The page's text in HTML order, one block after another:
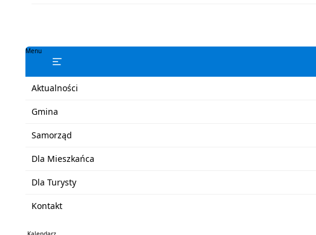
Menu
Aktualności
Gmina
Samorząd
Dla Mieszkańca
Dla Turysty
Kontakt